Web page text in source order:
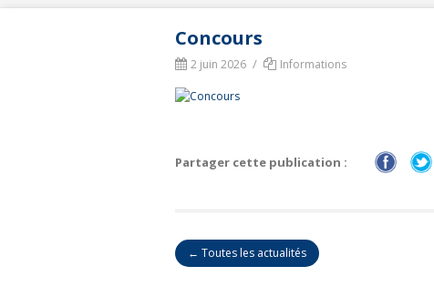
Concours
2 juin 2026 / Informations
Partager cette publication :
← Toutes les actualités